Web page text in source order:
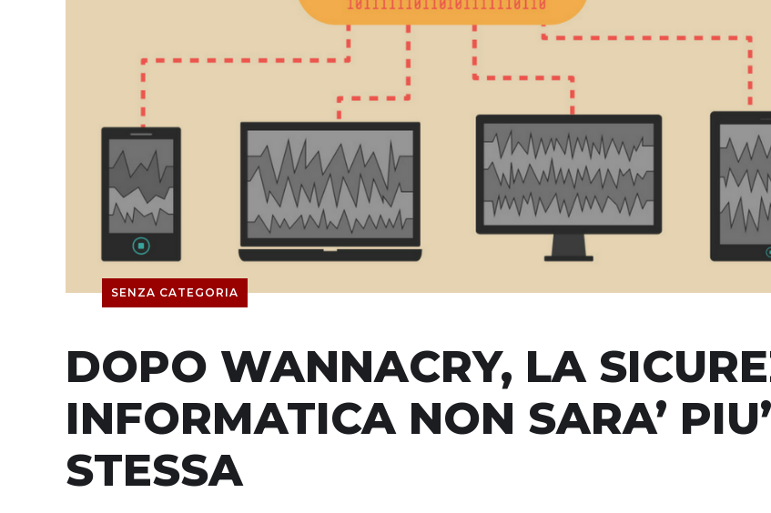
SENZA CATEGORIA
DOPO WANNACRY, LA
INFORMATICA NON SARA’
STESSA